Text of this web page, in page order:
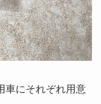
車にそれぞれ用意